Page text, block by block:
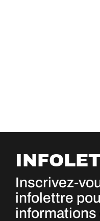
Inscrivez-
infolettre
informations